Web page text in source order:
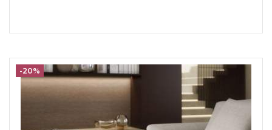
-20%